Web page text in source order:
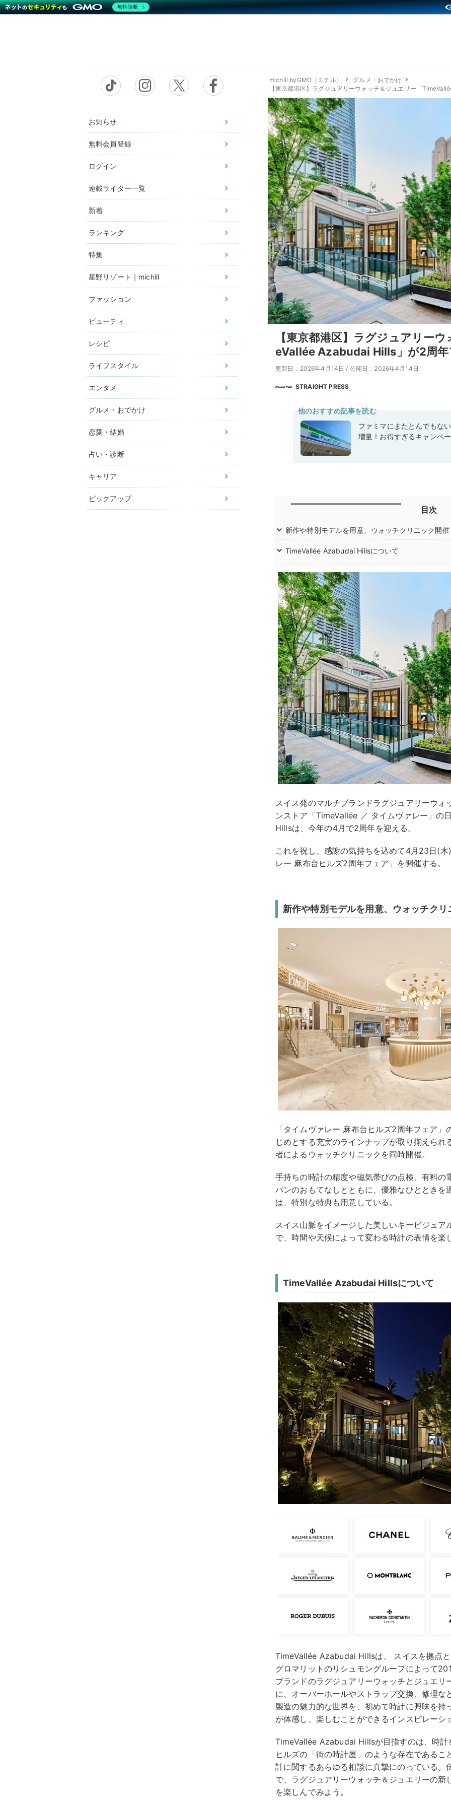
お知らせ
無料会員登録
ログイン
連載ライター一覧
新着
ランキング
特集
星野リゾート｜michill
ファッション
ビューティ
レシピ
ライフスタイル
エンタメ
グルメ・おでかけ
恋愛・結婚
占い・診断
キャリア
ピックアップ
michill byGMO（ミチル）
グルメ・おでかけ
【東京都港区】ラグジュアリーウォッチ＆ジュエリー「
【東京都港区】ラグジュアリー
eVallée Azabudai Hills」が2周年
更新日：2026年4月14日 / 公開日：2026年4月14日
STRAIGHT PRESS
他のおすすめ記事を読む
ファミマにまたとんでもな
増量！お得すぎるキャンペ
目次
新作や特別モデルを用意、ウォッチクリニック開催
TimeVallée Azabudai Hillsについて
スイス発のマルチブランドラグジュアリーウ
ンストア「TimeVallée ／ タイムヴァレー」の
Hillsは、今年の4月で2周年を迎える。
これを祝し、感謝の気持ちを込めて4月23日(
レー 麻布台ヒルズ2周年フェア」を開催する。
新作や特別モデルを用意、ウォッチクリ
「タイムヴァレー 麻布台ヒルズ2周年フェア
じめとする充実のラインナップが取り揃えら
者によるウォッチクリニックを同時開催。
手持ちの時計の精度や磁気帯びの点検、有料の
パンのおもてなしとともに、優雅なひとときを
は、特別な特典も用意している。
スイス山脈をイメージした美しいキービジュ
で、時間や天候によって変わる時計の表情を楽
TimeVallée Azabudai Hillsについて
TimeVallée Azabudai Hillsは、 スイスを拠点
グロマリットのリシュモングループによって
ブランドのラグジュアリーウォッチとジュエ
に、オーバーホールやストラップ交換、修理
製造の魅力的な世界を、初めて時計に興味を持
が体感し、楽しむことができるインスピレーシ
TimeVallée Azabudai Hillsが目指すのは、時計
ヒルズの「街の時計屋」のような存在である
計に関するあらゆる相談に真摯にのっている。
で、ラグジュアリーウォッチ＆ジュエリーの
を楽しんでみよう。
無料診断